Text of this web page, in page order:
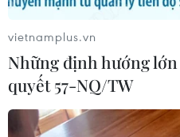
vietnamplus.vn
Những định hướng
quyết 57-NQ/TW